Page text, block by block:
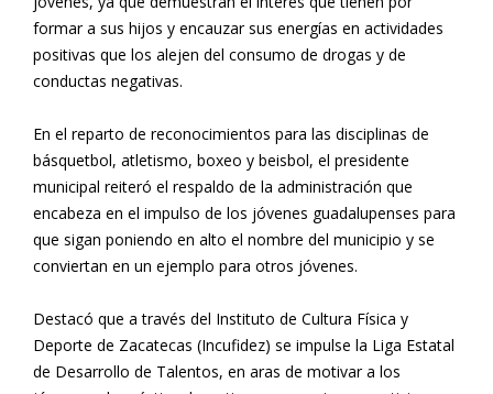
formar a sus hijos y encauzar sus energías en actividades
positivas que los alejen del consumo de drogas y de
conductas negativas.
En el reparto de reconocimientos para las disciplinas de
básquetbol, atletismo, boxeo y beisbol, el presidente
municipal reiteró el respaldo de la administración que
encabeza en el impulso de los jóvenes guadalupenses para
que sigan poniendo en alto el nombre del municipio y se
conviertan en un ejemplo para otros jóvenes.
Destacó que a través del Instituto de Cultura Física y
Deporte de Zacatecas (Incufidez) se impulse la Liga Estatal
de Desarrollo de Talentos, en aras de motivar a los